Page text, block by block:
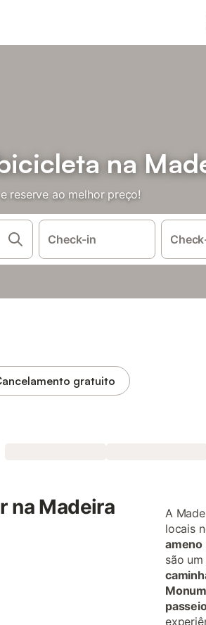
na
reserve ao melhor preço!
Check-in
gratuito
na Madeira A
locais
ameno
são